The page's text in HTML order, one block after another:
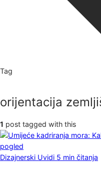
Tag
orijentacija
1 post tagged with this
Dizajnerski Uvidi 5 min čitanja